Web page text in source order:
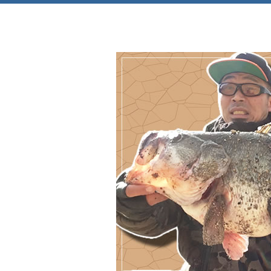
極真館大阪北摂
Just another WordPress site